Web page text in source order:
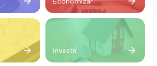
Investir